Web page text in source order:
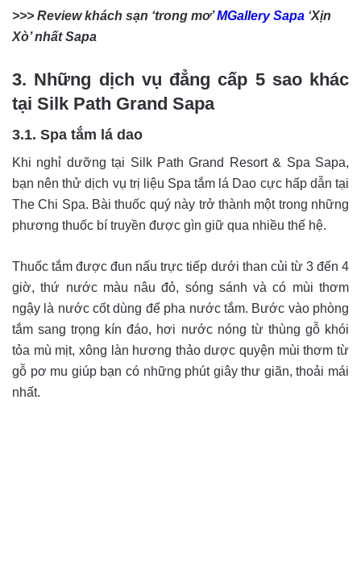
>>> Review khách sạn ‘trong mơ’MGallery Sapa ‘Xịn
Xò’ nhất Sapa
3. Những dịch vụ đẳng cấp 5 sao khác
tại Silk Path Grand Sapa
3.1. Spa tắm lá dao
Khi nghỉ dưỡng tại Silk Path Grand Resort & Spa Sapa,
bạn nên thử dịch vụ trị liệu Spa tắm lá Dao cực hấp dẫn tại
The Chi Spa. Bài thuốc quý này trở thành một trong những
phương thuốc bí truyền được gìn giữ qua nhiều thế hệ.
Thuốc tắm được đun nấu trực tiếp dưới than củi từ 3 đến 4
giờ, thứ nước màu nâu đỏ, sóng sánh và có mùi thơm
ngậy là nước cốt dùng để pha nước tắm. Bước vào phòng
tắm sang trọng kín đáo, hơi nước nóng từ thùng gỗ khói
tỏa mù mịt, xông làn hương thảo dược quyện mùi thơm từ
gỗ pơ mu giúp bạn có những phút giây thư giãn, thoải mái
nhất.